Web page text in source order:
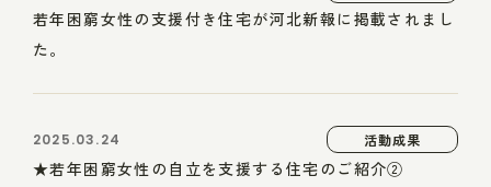
若年困窮女性の支援付き住宅が河北新報に掲載されまし
た。
2025.03.24 活動成果
★若年困窮女性の自立を支援する住宅のご紹介②